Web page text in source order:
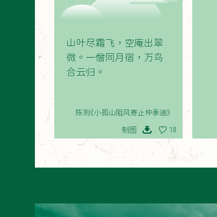
山叶尽霜飞，空庵出翠
微。一僧同月宿，万鸟
合云归。
陈则《小孤山阻风寄止仲季迪》
制图 18